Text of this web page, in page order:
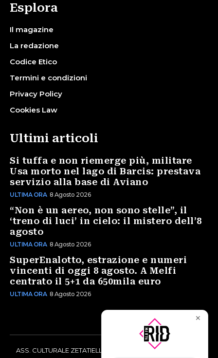
Esplora
Il magazine
La redazione
Codice Etico
Termini e condizioni
Privacy Policy
Cookies Law
Ultimi articoli
Si tuffa e non riemerge più, militare
Usa morto nel lago di Barcis: prestava
servizio alla base di Aviano
ULTIMA ORA 8 Agosto 2026
“Non è un aereo, non sono stelle”, il
‘treno di luci’ in cielo: il mistero dell’8
agosto
ULTIMA ORA 8 Agosto 2026
SuperEnalotto, estrazione e numeri
vincenti di oggi 8 agosto. A Melfi
centrato il 5+1 da 650mila euro
ULTIMA ORA 8 Agosto 2026
ASS. CULTURALE ZETATIELLE OFF via Vittorio Amedeo II, 21 -
✕